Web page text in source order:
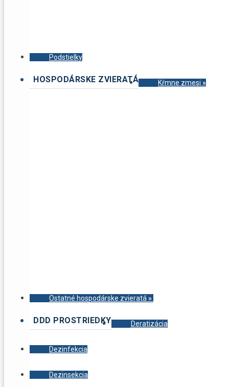
Podstielky
HOSPODÁRSKE ZVIERATÁ Kŕmne zmesi »
Ostatné hospodárske zvieratá »
DDD PROSTRIEDKY Deratizácia
Dezinfekcia
Dezinsekcia